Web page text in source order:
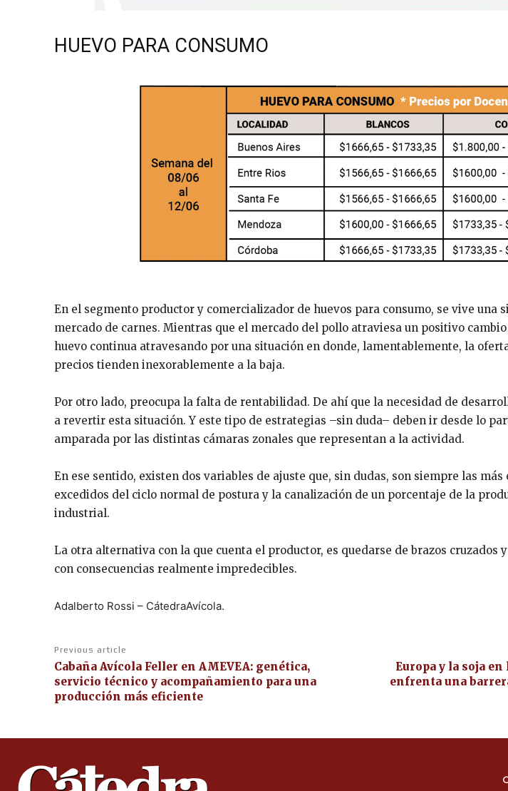
HUEVO PARA CONSUMO
En el segmento productor y comercializador de huevos para consumo, se vive
mercado de carnes. Mientras que el mercado del pollo atraviesa un positivo
huevo continua atravesando por una situación en donde, lamentablemente, la
precios tienden inexorablemente a la baja.
Por otro lado, preocupa la falta de rentabilidad. De ahí que la necesidad de
a revertir esta situación. Y este tipo de estrategias –sin duda– deben ir desde lo
amparada por las distintas cámaras zonales que representan a la actividad.
En ese sentido, existen dos variables de ajuste que, sin dudas, son siempre las
excedidos del ciclo normal de postura y la canalización de un porcentaje de la
industrial.
La otra alternativa con la que cuenta el productor, es quedarse de brazos cruzados
con consecuencias realmente impredecibles.
Adalberto Rossi – CátedraAvícola.
Previous article
Cabaña Avícola Feller en AMEVEA: genética,
servicio técnico y acompañamiento para una
producción más eficiente
Europa y la soja
enfrenta una